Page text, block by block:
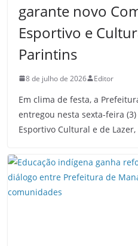
garante novo
Esportivo e
Parintins
8 de julho de 2026 Editor
Em clima de festa, a
entregou nesta sexta-feira
Esportivo Cultural e de Lazer,